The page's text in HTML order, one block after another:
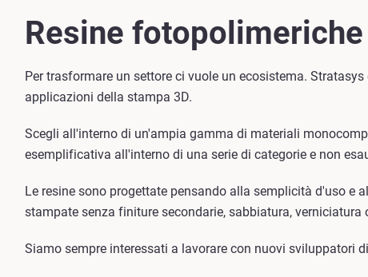
Resine
Per trasformare un settore ci vuole un ecosistema.
applicazioni della stampa 3D.
Scegli all'interno di un'ampia gamma di materiali
esemplificativa all'interno di una serie di categorie e non
Le resine sono progettate pensando alla semplicità d'uso
stampate senza finiture secondarie, sabbiatura,
Siamo sempre interessati a lavorare con nuovi sviluppatori